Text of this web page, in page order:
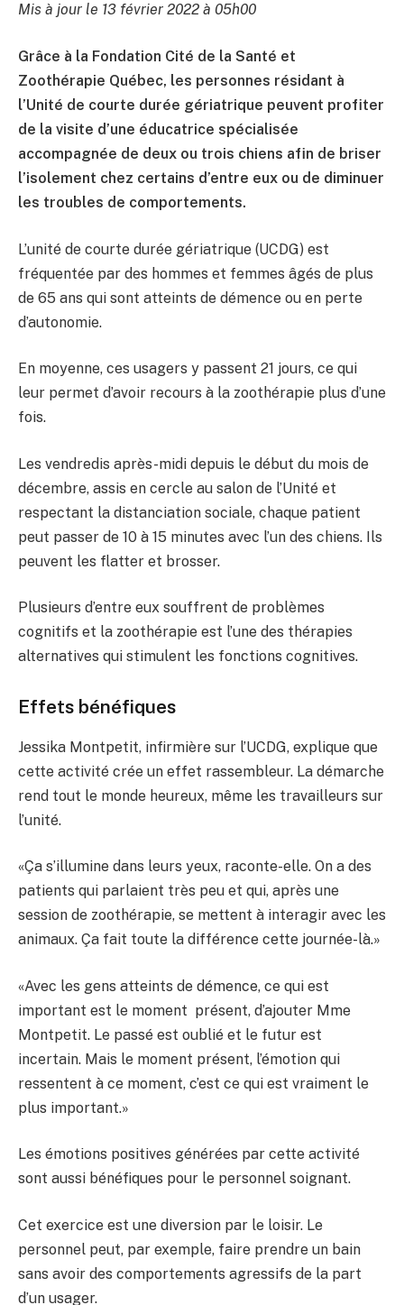
Mis à jour le 13 février 2022 à 05h00
Grâce à la Fondation Cité de la Santé et
Zoothérapie Québec, les personnes résidant à
l’Unité de courte durée gériatrique peuvent profiter
de la visite d’une éducatrice spécialisée
accompagnée de deux ou trois chiens afin de briser
l’isolement chez certains d’entre eux ou de diminuer
les troubles de comportements.
L’unité de courte durée gériatrique (UCDG) est
fréquentée par des hommes et femmes âgés de plus
de 65 ans qui sont atteints de démence ou en perte
d’autonomie.
En moyenne, ces usagers y passent 21 jours, ce qui
leur permet d’avoir recours à la zoothérapie plus d’une
fois.
Les vendredis après-midi depuis le début du mois de
décembre, assis en cercle au salon de l’Unité et
respectant la distanciation sociale, chaque patient
peut passer de 10 à 15 minutes avec l’un des chiens. Ils
peuvent les flatter et brosser.
Plusieurs d’entre eux souffrent de problèmes
cognitifs et la zoothérapie est l’une des thérapies
alternatives qui stimulent les fonctions cognitives.
Effets bénéfiques
Jessika Montpetit, infirmière sur l’UCDG, explique que
cette activité crée un effet rassembleur. La démarche
rend tout le monde heureux, même les travailleurs sur
l’unité.
«Ça s’illumine dans leurs yeux, raconte-elle. On a des
patients qui parlaient très peu et qui, après une
session de zoothérapie, se mettent à interagir avec les
animaux. Ça fait toute la différence cette journée-là.»
«Avec les gens atteints de démence, ce qui est
important est le moment présent, d’ajouter Mme
Montpetit. Le passé est oublié et le futur est
incertain. Mais le moment présent, l’émotion qui
ressentent à ce moment, c’est ce qui est vraiment le
plus important.»
Les émotions positives générées par cette activité
sont aussi bénéfiques pour le personnel soignant.
Cet exercice est une diversion par le loisir. Le
personnel peut, par exemple, faire prendre un bain
sans avoir des comportements agressifs de la part
d’un usager.